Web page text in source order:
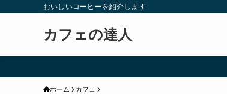
おいしいコーヒーを紹介します
カフェの達人
ホーム カフェ